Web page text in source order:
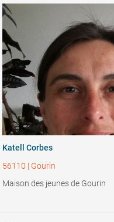
Katell Corbes
56110 | Gourin
Maison des jeunes de Gourin